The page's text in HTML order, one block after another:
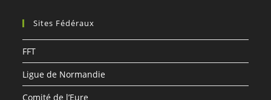
Sites Fédéraux
FFT
Ligue de Normandie
Comité de l’Eure